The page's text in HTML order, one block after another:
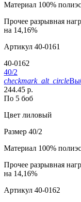
Материал 100%
Прочее разрывная
на 14,16%
Артикул 40-0161
40-0162
40/2
checkmark_alt_circle
244.45 р.
По 5 боб
Цвет лиловый
Размер 40/2
Материал 100%
Прочее разрывная
на 14,16%
Артикул 40-0162